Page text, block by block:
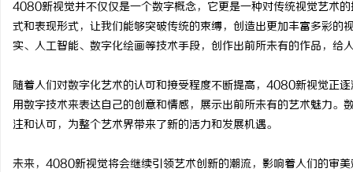
4080新视觉并不仅仅是一个数字概念，它更是一种对传统视觉艺术
式和表现形式，让我们能够突破传统的束缚，创造出更加丰富多彩
实、人工智能、数字化绘画等技术手段，创作出前所未有的作品，给
随着人们对数字化艺术的认可和接受程度不断提高，4080新视觉正
用数字技术来表达自己的创意和情感，展示出前所未有的艺术魅力
注和认可，为整个艺术界带来了新的活力和发展机遇。
未来，4080新视觉将会继续引领艺术创新的潮流，影响着人们的审